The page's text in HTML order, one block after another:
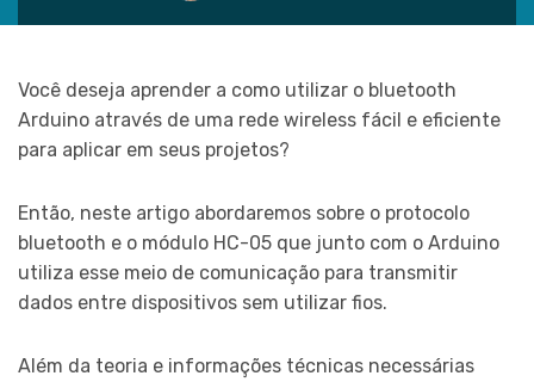
Você deseja aprender a como utilizar o bluetooth
Arduino através de uma rede wireless fácil e eficiente
para aplicar em seus projetos?
Então, neste artigo abordaremos sobre o protocolo
bluetooth e o módulo HC-05 que junto com o Arduino
utiliza esse meio de comunicação para transmitir
dados entre dispositivos sem utilizar fios.
Além da teoria e informações técnicas necessárias